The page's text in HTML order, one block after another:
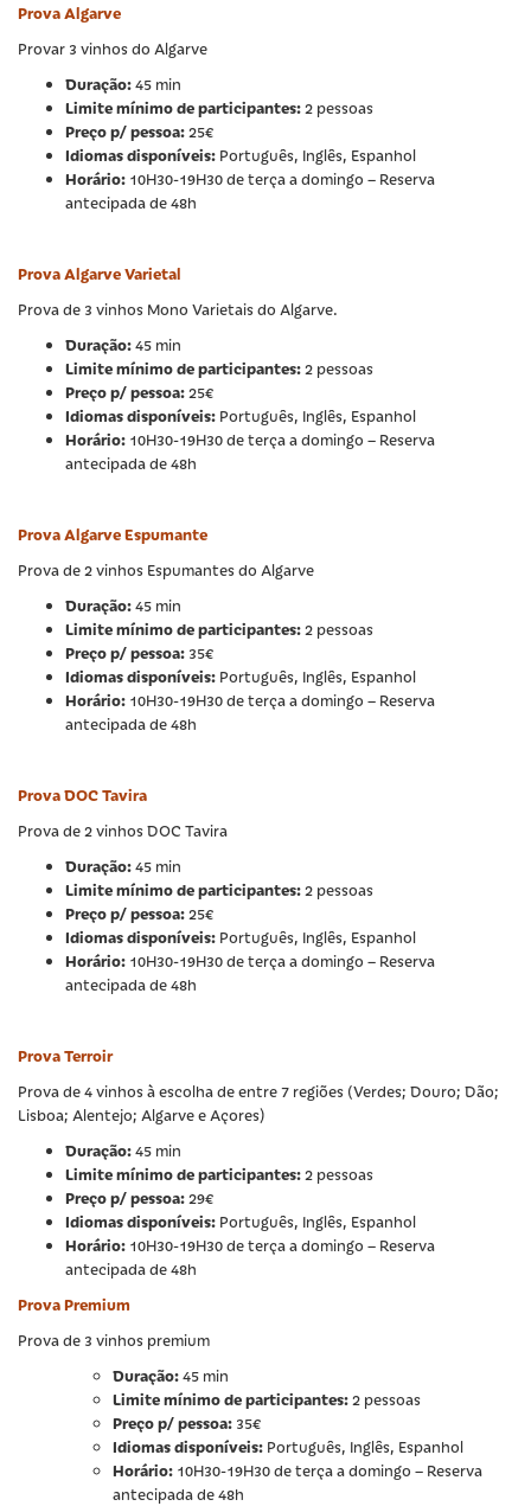
Prova Algarve
Provar 3 vinhos do Algarve
Duração:45 min
Limite mínimo de participantes:2 pessoas
Preço p/ pessoa:25€
Idiomas disponíveis: Português, Inglês, Espanhol
Horário: 10H30-19H30 de terça a domingo – Reserva
antecipada de 48h
Prova Algarve Varietal
Prova de 3 vinhos Mono Varietais do Algarve.
Duração:45 min
Limite mínimo de participantes:2 pessoas
Preço p/ pessoa:25€
Idiomas disponíveis: Português, Inglês, Espanhol
Horário: 10H30-19H30 de terça a domingo – Reserva
antecipada de 48h
Prova Algarve Espumante
Prova de 2 vinhos Espumantes do Algarve
Duração:45 min
Limite mínimo de participantes:2 pessoas
Preço p/ pessoa: 35€
Idiomas disponíveis: Português, Inglês, Espanhol
Horário: 10H30-19H30 de terça a domingo – Reserva
antecipada de 48h
Prova DOC Tavira
Prova de 2 vinhos DOC Tavira
Duração:45 min
Limite mínimo de participantes:2 pessoas
Preço p/ pessoa:25€
Idiomas disponíveis: Português, Inglês, Espanhol
Horário: 10H30-19H30 de terça a domingo – Reserva
antecipada de 48h
Prova Terroir
Prova de 4 vinhos à escolha de entre 7 regiões (Verdes; Douro; Dão;
Lisboa; Alentejo; Algarve e Açores)
Duração:45 min
Limite mínimo de participantes:2 pessoas
Preço p/ pessoa:29€
Idiomas disponíveis: Português, Inglês, Espanhol
Horário: 10H30-19H30 de terça a domingo – Reserva
antecipada de 48h
Prova Premium
Prova de 3 vinhos premium
Duração:45 min
Limite mínimo de participantes:2 pessoas
Preço p/ pessoa: 35€
Idiomas disponíveis: Português, Inglês, Espanhol
Horário: 10H30-19H30 de terça a domingo – Reserva
antecipada de 48h